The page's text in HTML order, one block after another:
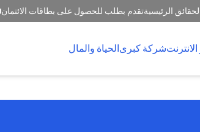
الرئيسيةتقدم بطلب للحصول على بطاقات الائتمان
شركة كبرىالحياة والمال